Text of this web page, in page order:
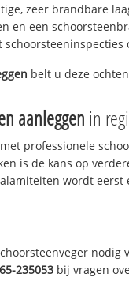
zeer brandbare
en een
belt u deze
aanleggen in
professionele
is de kans op
wordt
nodig
235053 bij vragen